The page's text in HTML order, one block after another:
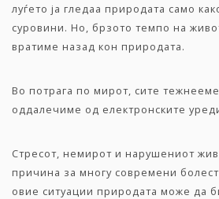
луѓето ја гледаа природата само
суровини. Но, брзото темпо на
вратиме назад кон природата.
Во потрага по мирот, сите
оддалечиме од електронските
Стресот, немирот и нарушениот
причина за многу современи
овие ситуации природата може да